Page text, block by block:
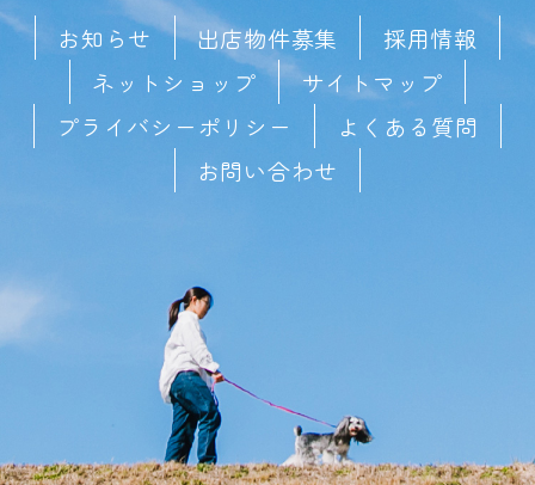
お知らせ 出店物件募集
採用情報
ネットショップ
サイトマップ
プライバシーポリシー
よくある質問
お問い合わせ